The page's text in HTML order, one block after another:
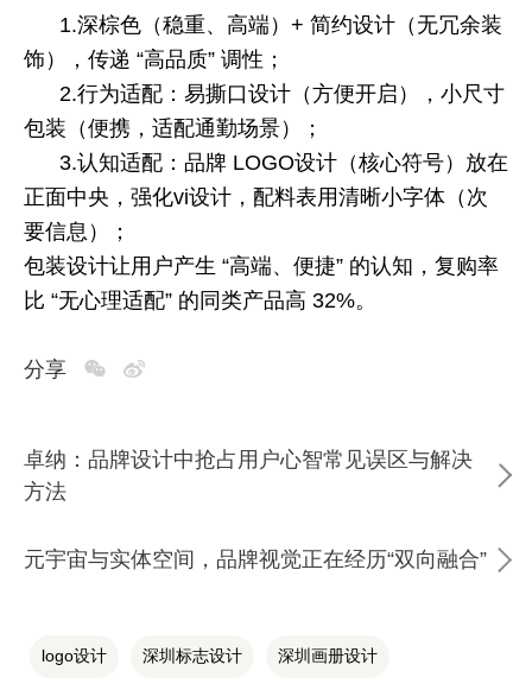
1.深棕色（稳重、高端） + 简约设计（无冗余装
饰），传递 “高品质” 调性；
2.行为适配：易撕口设计（方便开启），小尺寸
包装（便携，适配通勤场景）；
3.认知适配：品牌 LOGO设计（核心符号）放在
正面中央，强化vi设计，配料表用清晰小字体（次
要信息）；
包装设计让用户产生 “高端、便捷” 的认知，复购率
比 “无心理适配” 的同类产品高 32%。
分享
卓纳：品牌设计中抢占用户心智常见误区与解决
方法
元宇宙与实体空间，品牌视觉正在经历“双向融合”
logo设计 深圳标志设计 深圳画册设计